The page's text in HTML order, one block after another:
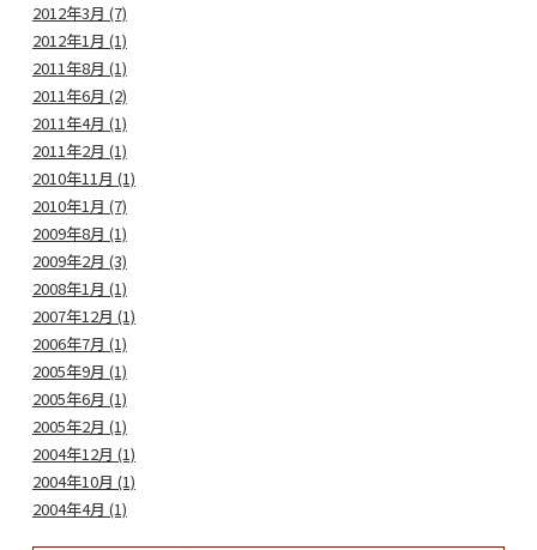
2012年3月 (7)
2012年1月 (1)
2011年8月 (1)
2011年6月 (2)
2011年4月 (1)
2011年2月 (1)
2010年11月 (1)
2010年1月 (7)
2009年8月 (1)
2009年2月 (3)
2008年1月 (1)
2007年12月 (1)
2006年7月 (1)
2005年9月 (1)
2005年6月 (1)
2005年2月 (1)
2004年12月 (1)
2004年10月 (1)
2004年4月 (1)